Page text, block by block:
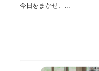
今日をまかせ、...